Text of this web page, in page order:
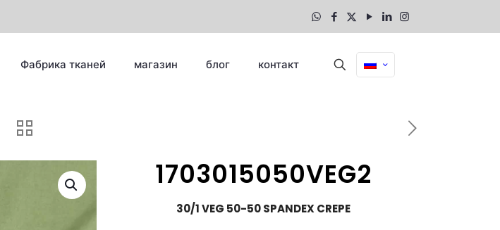
Фабрика тканей магазин блог контакт
1703015050VEG2
30/1 VEG 50-50 SPANDEX CREPE